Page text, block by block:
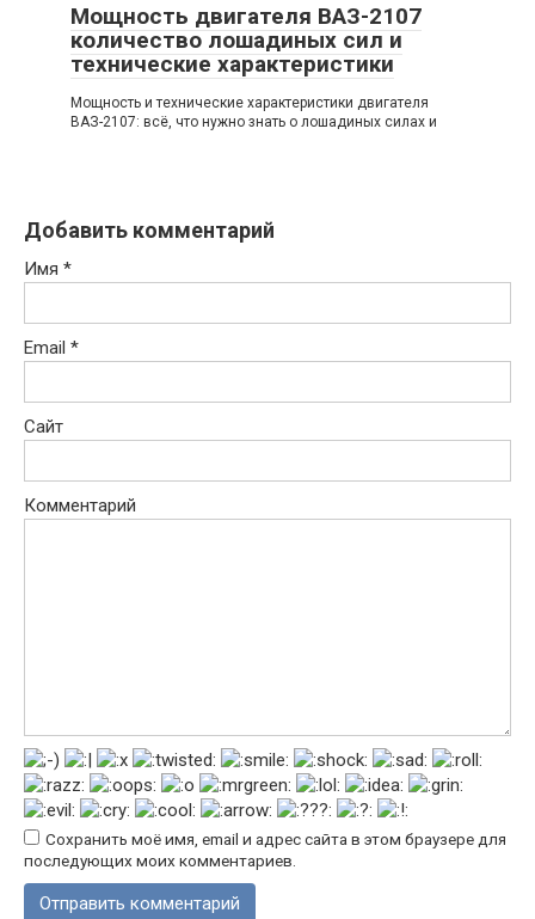
Мощность двигателя ВАЗ-2107
количество лошадиных сил и
технические характеристики
Мощность и технические характеристики двигателя
ВАЗ-2107: всё, что нужно знать о лошадиных силах и
Добавить комментарий
Имя *
Email *
Сайт
Комментарий
Сохранить моё имя, email и адрес сайта в этом браузере для
последующих моих комментариев.